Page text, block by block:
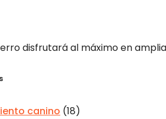
disfrutará al máximo en
canino (18)